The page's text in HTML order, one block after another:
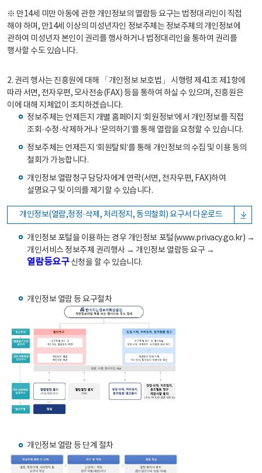
※ 만14세 미만 아동에 관한 개인정보의 열람등 요구는 법정대리인이 직접
해야 하며, 만14세 이상의 미성년자인 정보주체는 정보주체의 개인정보에
관하여 미성년자 본인이 권리를 행사하거나 법정대리인을 통하여 권리를
행사할 수도 있습니다.
2. 권리 행사는 진흥원에 대해 「개인정보 보호법」 시행령 제41조 제1항에
따라 서면, 전자우편, 모사전송(FAX) 등을 통하여 하실 수 있으며, 진흥원은
이에 대해 지체없이 조치하겠습니다.
정보주체는 언제든지 개별 홈페이지 ‘회원정보’에서 개인정보를 직접
조회·수정·삭제하거나 ‘문의하기’를 통해 열람을 요청할 수 있습니다.
정보주체는 언제든지 ‘회원탈퇴’를 통해 개인정보의 수집 및 이용 동의
철회가 가능합니다.
개인정보 열람청구 담당자에게 연락(서면, 전자우편, FAX)하여
설명요구 및 이의를 제기할 수 있습니다.
개인정보(열람,정정·삭제, 처리정지, 동의철회) 요구서 다운로드
개인정보 포털을 이용하는 경우 개인정보 포털(www.privacy.go.kr) →
개인서비스 정보주체 권리행사 → 개인정보 열람등 요구 →
열람등요구신청을 할 수 있습니다.
개인정보 열람 등 요구절차
개인정보 열람 등 단계 절차